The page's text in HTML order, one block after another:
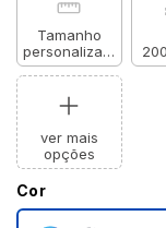
Tamanho
personalizado
ver mais
opções
Cor